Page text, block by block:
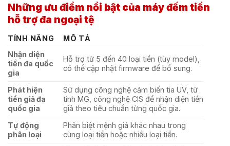
Những ưu điểm nổi bật của máy đếm tiền
hỗ trợ đa ngoại tệ
TÍNH NĂNG
MÔ TẢ
Nhận diện
tiền đa quốc
gia
Hỗ trợ từ 5 đến 40 loại tiền (tùy model),
có thể cập nhật firmware để bổ sung.
Phát hiện
tiền giả đa
quốc gia
Sử dụng công nghệ cảm biến tia UV, từ
tính MG, công nghệ CIS để nhận diện tiền
giả theo tiêu chuẩn từng quốc gia.
Tự động
phân loại
Phân biệt mệnh giá khác nhau trong
cùng loại tiền hoặc nhiều loại tiền.